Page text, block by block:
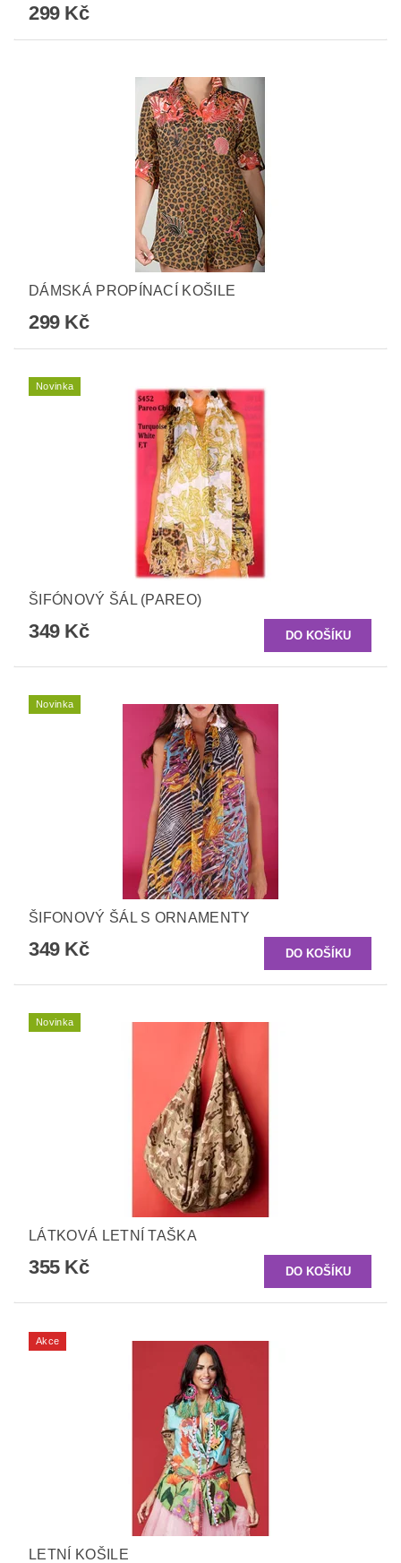
299 Kč
DÁMSKÁ PROPÍNACÍ KOŠILE
299 Kč
Novinka
ŠIFÓNOVÝ ŠÁL (PAREO)
349 Kč
Novinka
ŠIFONOVÝ ŠÁL S ORNAMENTY
349 Kč
Novinka
LÁTKOVÁ LETNÍ TAŠKA
355 Kč
Akce
LETNÍ KOŠILE